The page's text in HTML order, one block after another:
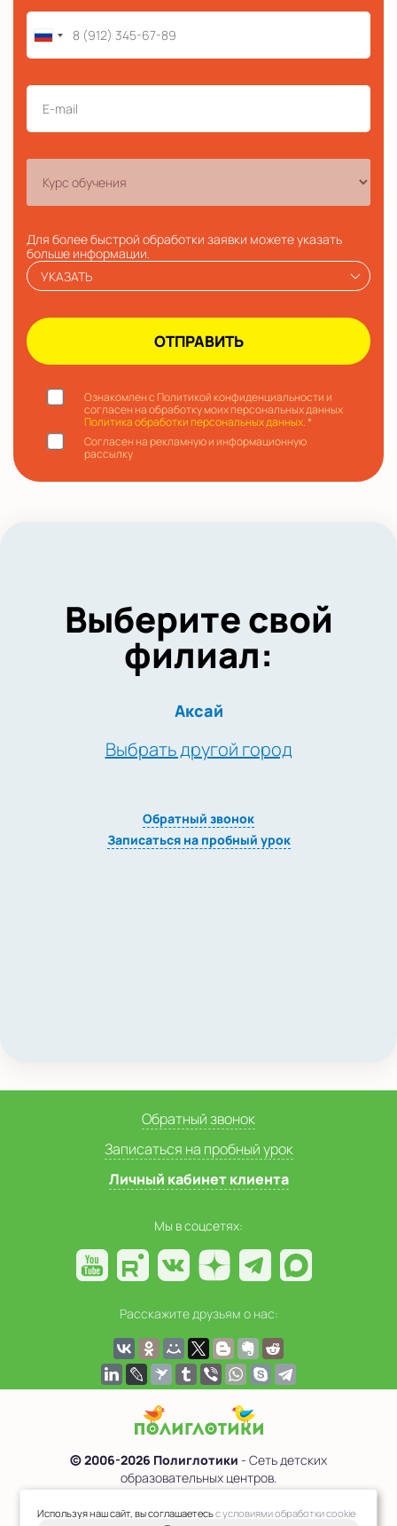
Для более быстрой обработки заявки можете указать
больше информации.
УКАЗАТЬ
Ознакомлен с Политикой конфиденциальности и
согласен на обработку моих персональных данных
Политика обработки персональных данных.*
Согласен на рекламную и информационную
рассылку
Выберите свой
филиал:
Аксай
Выбрать другой город
Обратный звонок
Записаться на пробный урок
Обратный звонок
Записаться на пробный урок
Личный кабинет клиента
Мы в соцсетях:
Расскажите друзьям о нас:
© 2006-2026 Полиглотики - Сеть детских
образовательных центров.
Используя наш сайт, вы соглашаетесьс условиями обработки cookie